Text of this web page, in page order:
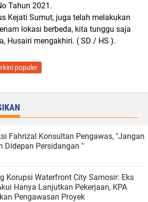
Tahun 2021.
Kejati Sumut, juga telah melakukan
lokasi berbeda, kita tunggu saja
Husairi mengakhiri. ( SD / HS ).
populer
Ingatkan Saksi Fahrizal Konsultan
"Jangan Asal Beri Keterangan
Korupsi Waterfront City Samosir: Eks
Hanya Lanjutkan Pekerjaan, KPA
Pengawasan Proyek